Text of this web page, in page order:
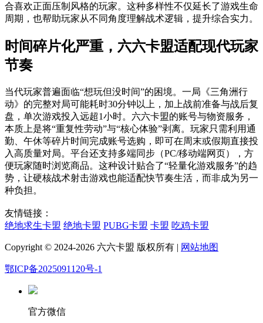
合喜欢正面压制风格的玩家。这种多样性不仅延长了游戏生命
周期，也帮助玩家从不同角度理解战术逻辑，提升综合实力。
时间碎片化严重，六六卡盟适配现代玩家
节奏
当代玩家普遍面临“想玩但没时间”的困境。一局《三角洲行
动》的完整对局可能耗时30分钟以上，加上战前准备与战后复
盘，单次游戏投入远超1小时。六六卡盟的账号与物资服务，
本质上是将“重复性劳动”与“核心体验”剥离。玩家只需利用通
勤、午休等碎片时间完成账号选购，即可在周末或假期直接投
入高质量对局。平台还支持多端同步（PC/移动端网页），方
便玩家随时浏览商品。这种设计贴合了“轻量化游戏服务”的趋
势，让硬核战术射击游戏也能适配快节奏生活，而非成为另一
种负担。
友情链接：
绝地求生卡盟 绝地卡盟 PUBG卡盟 卡盟 吃鸡卡盟
Copyright © 2024-2026 六六卡盟 版权所有 | 网站地图
鄂ICP备2025091120号-1
官方微信